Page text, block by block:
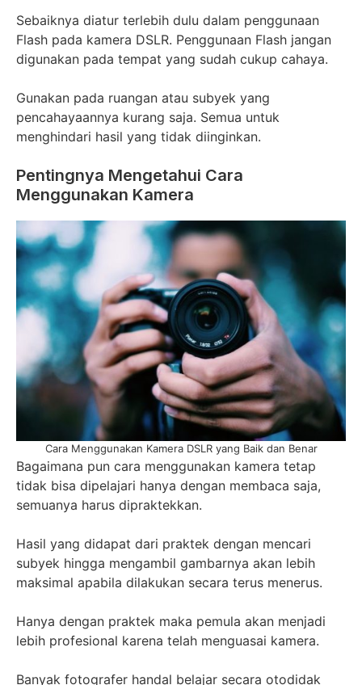
Sebaiknya diatur terlebih dulu dalam penggunaan
Flash pada kamera DSLR. Penggunaan Flash jangan
digunakan pada tempat yang sudah cukup cahaya.
Gunakan pada ruangan atau subyek yang
pencahayaannya kurang saja. Semua untuk
menghindari hasil yang tidak diinginkan.
Pentingnya Mengetahui Cara
Menggunakan Kamera
Cara Menggunakan Kamera DSLR yang Baik dan Benar
Bagaimana pun cara menggunakan kamera tetap
tidak bisa dipelajari hanya dengan membaca saja,
semuanya harus dipraktekkan.
Hasil yang didapat dari praktek dengan mencari
subyek hingga mengambil gambarnya akan lebih
maksimal apabila dilakukan secara terus menerus.
Hanya dengan praktek maka pemula akan menjadi
lebih profesional karena telah menguasai kamera.
Banyak fotografer handal belajar secara otodidak